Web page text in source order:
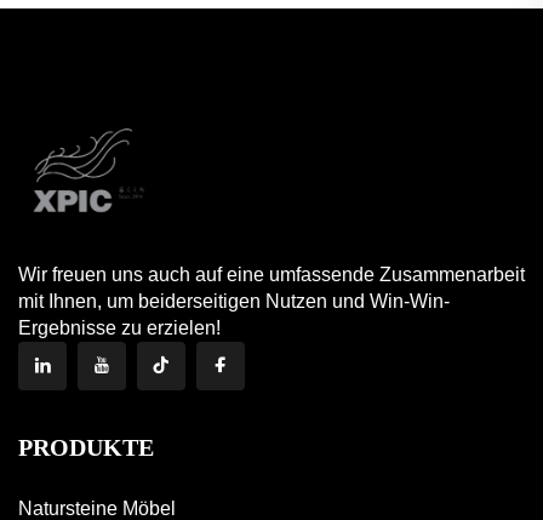
Wir freuen uns auch auf eine umfassende Zusammenarbeit
mit Ihnen, um beiderseitigen Nutzen und Win-Win-
Ergebnisse zu erzielen!
PRODUKTE
Natursteine Möbel